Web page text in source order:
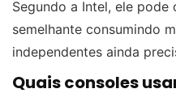
Segundo a Intel, ele pode
semelhante consumindo
independentes ainda
Quais consoles